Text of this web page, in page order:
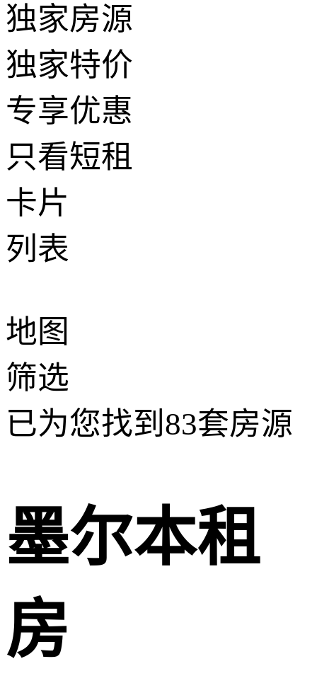
独家房源
独家特价
专享优惠
只看短租
卡片
列表
地图
筛选
已为您找到 83套房源
墨尔本租
房